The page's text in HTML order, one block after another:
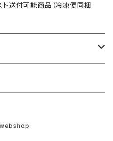
送付可能商品（冷凍便同梱